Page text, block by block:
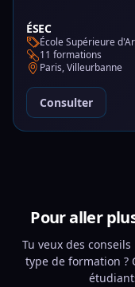
ÉSEC
École Supérieure
11 formations
Paris, Villeurbanne
Consulter
Pour aller
Tu veux des
type de formation ?